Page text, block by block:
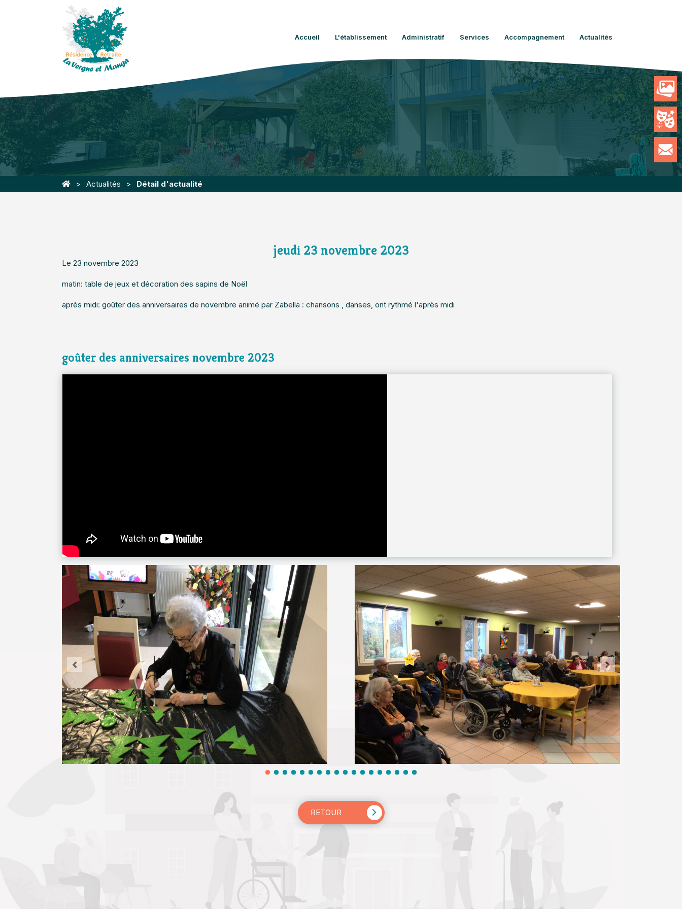
Accueil L'établissement Administratif Services Accompagnement Actualités
Actualités Détail d'actualité
jeudi 23 novembre 2023
Le 23 novembre 2023
matin: table de jeux et décoration des sapins de Noël
après midi: goûter des anniversaires de novembre animé par Zabella : chansons , danses, ont rythmé l'après midi
goûter des anniversaires novembre 2023
RETOUR